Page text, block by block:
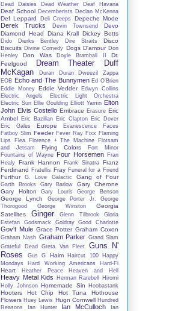
Dead Daisies Dead Weather Deaf Havana
Deaf School Decemberists Declan McKenna
Def Leppard Deli Creeps Depeche Mode
Derek Trucks Devin Townsend
Devo
Diamond Head
Diana Krall Dickey Betts
Dido Dierks Bentley Dire Straits
Disco
Biscuits Divine Comedy Dogs D'amour Don
Henley
Don Was Doyle Bramhall II
Dr.
Feelgood
Dream Theater
Duff
McKagan
Duran Duran
Dweezil Zappa
EOB Echo and The Bunnymen Ed O'Brien
Eddie Money
Eddie Vedder
Edwyn Collins
Electric Angels
Electric Light Orchestra
Electric Sun Ellie Goulding Elliott Yamin Elton
John Elvis Costello Embrace Erasure Eric
Ambel Eric Bazilian Eric Clapton Eric Dover
Eric Gales
Europe Evanescence
Faces
Fatboy Slim Feeder Fever Ray Fixx Flaming
Lips
Flea Florence + The Machine
Flotsam
and Jetsam
Flying Colors
Fort Minor
Fountains of Wayne Four Horsemen Fran
Healy Frank Hannon Frank Sinatra Franz
Ferdinand Fratellis Fray Funeral for a Friend
Furthur G. Love Galactic Gang of Four
Garth Brooks Gary Barlow
Gary Cherone
Gary Holton
Gary Louris George Benson
George Lynch George Porter Jr.
George
Thorogood
George Winston
Georgia
Satellites
Ginger Glenn Tilbrook
Gloria
Estefan
Godsmack Goldray Good Charlotte
Gov't Mule Grace Potter Graham Coxon
Graham Nash Graham Parker Grand Slam
Grateful Dead
Greta Van Fleet
Guns N'
Roses
Gus G Haim Haircut 100
Happy
Mondays
Hard Working Americans Hard-Fi
Heart Heather Peace Heaven and Hell
Heavy Metal Kids Herman Rarebell
Hiromi
Holly Johnson Homemade Sin Hoobastank
Hooters Hot Chip Hot Tuna
Hothouse
Flowers Huey Lewis Hugn Cornwell Hundred
Reasons
Ian Hunter Ian McCulloch
Ian